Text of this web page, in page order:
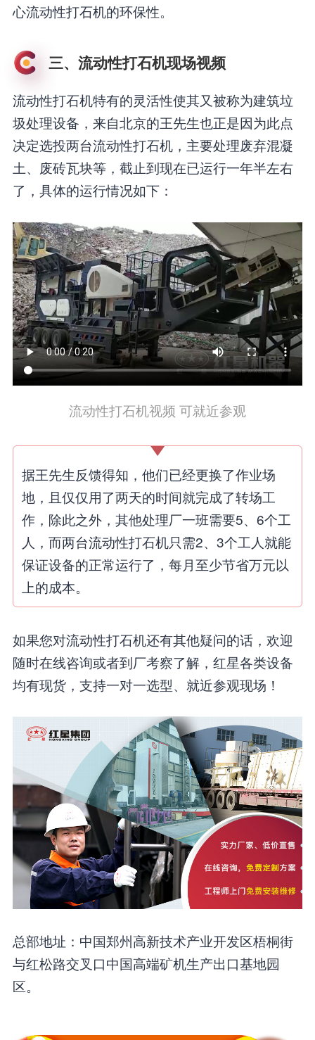
心流动性打石机的环保性。
三、流动性打石机现场视频
流动性打石机特有的灵活性使其又被称为建筑垃
圾处理设备，来自北京的王先生也正是因为此点
决定选投两台流动性打石机，主要处理废弃混凝
土、废砖瓦块等，截止到现在已运行一年半左右
了，具体的运行情况如下：
流动性打石机视频 可就近参观
据王先生反馈得知，他们已经更换了作业场
地，且仅仅用了两天的时间就完成了转场工
作，除此之外，其他处理厂一班需要5、6个工
人，而两台流动性打石机只需2、3个工人就能
保证设备的正常运行了，每月至少节省万元以
上的成本。
如果您对流动性打石机还有其他疑问的话，欢迎
随时在线咨询或者到厂考察了解，红星各类设备
均有现货，支持一对一选型、就近参观现场！
总部地址：中国郑州高新技术产业开发区梧桐街
与红松路交叉口中国高端矿机生产出口基地园
区。